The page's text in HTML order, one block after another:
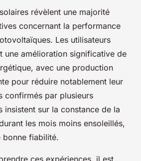
révèlent une majorité
concernant la performance
Les utilisateurs
une amélioration significative de
avec une production
pour réduire notablement leur
confirmés par plusieurs
insistent sur la constance de la
les mois moins ensoleillés,
bonne fiabilité.
ces expériences, il est